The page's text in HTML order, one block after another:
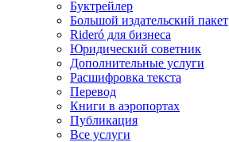
Буктрейлер
Большой издательский пакет
Rideró для бизнеса
Юридический советник
Дополнительные услуги
Расшифровка текста
Перевод
Книги в аэропортах
Публикация
Все услуги